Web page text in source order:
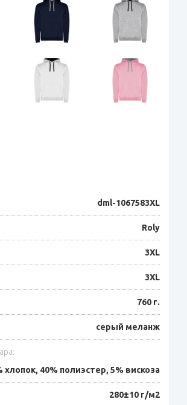
dml-1067583XL
Roly
3XL
3XL
760 г.
серый меланж
хлопок, 40% полиэстер, 5% вискоза
280±10 г/м2